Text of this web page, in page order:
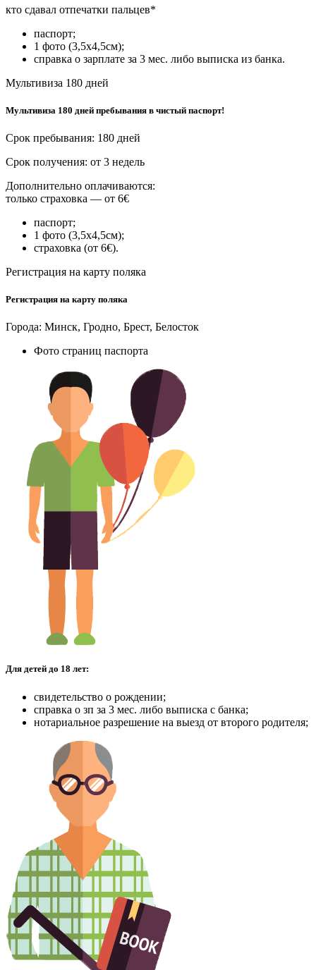
кто сдавал отпечатки пальцев*
паспорт;
1 фото (3,5х4,5см);
справка о зарплате за 3 мес. либо выписка из банка.
Мультивиза 180 дней
Мультивиза 180 дней пребывания в чистый паспорт!
Срок пребывания: 180 дней
Срок получения: от 3 недель
Дополнительно оплачиваются:
только страховка — от 6€
паспорт;
1 фото (3,5х4,5см);
страховка (от 6€).
Регистрация на карту поляка
Регистрация на карту поляка
Города: Минск, Гродно, Брест, Белосток
Фото страниц паспорта
Для детей до 18 лет:
свидетельство о рождении;
справка о зп за 3 мес. либо выписка с банка;
нотариальное разрешение на выезд от второго родителя;